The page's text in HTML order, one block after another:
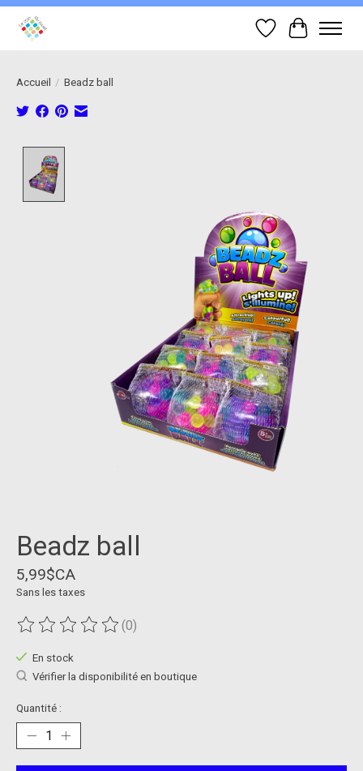
Liste dePanier
Accueil / Beadz ball
Beadz ball
5,99$CA
Sans les taxes
Ce produit est évalué à
(0)
En stock
Vérifier la disponibilité en boutique
Quantité :